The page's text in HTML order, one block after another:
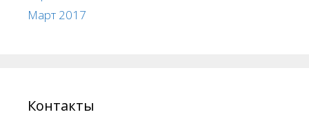
Март 2017
Контакты